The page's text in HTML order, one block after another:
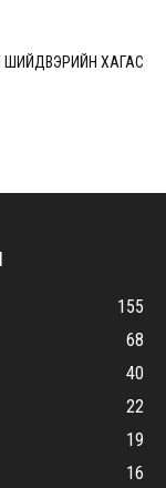
ШИЙДВЭРИЙН ХАГАС
155
68
40
22
19
16